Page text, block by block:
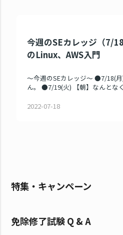
今週のSEカレッジ（7/
のLinux、AWS入門
～今週のSEカレッジ～ ●7/18(
ん。 ●7/19(火) 【朝】なんとな
2022-07-18
特集・キャンペーン
免除修了試験 Q & A